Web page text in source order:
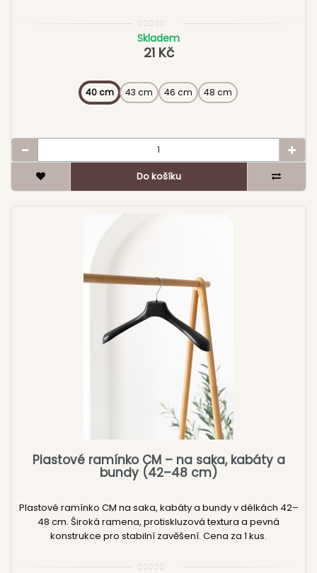
Skladem
21 Kč
40 cm 43 cm 46 cm 48 cm
Do košíku
Plastové ramínko CM – na saka, kabáty a
bundy (42–48 cm)
Plastové ramínko CM na saka, kabáty a bundy v délkách 42–
48 cm. Široká ramena, protiskluzová textura a pevná
konstrukce pro stabilní zavěšení. Cena za 1 kus.